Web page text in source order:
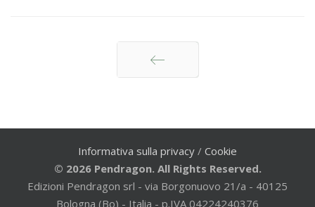
Informativa sulla privacy / Cookie
© 2026 Pendragon. All Rights Reserved.
Edizioni Pendragon srl - via Borgonuovo 21/a - 40125
Bologna (Bo) - Italia - p.IVA 04224240376